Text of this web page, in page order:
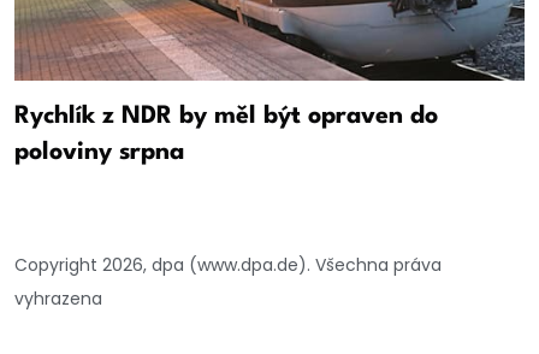
Rychlík z NDR by měl být opraven do
poloviny srpna
Copyright 2026, dpa (www.dpa.de). Všechna práva
vyhrazena